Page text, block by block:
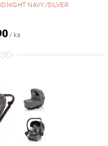
NAVY/SILVER
/ ks